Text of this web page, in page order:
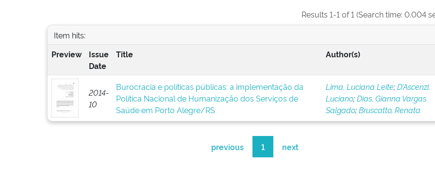
Results 1-1 of 1 (Search time: 0.004
Item hits:
Preview
Issue
Date
Title Author(s)
2014-
10
Burocracia e políticas públicas: a implementação da
Política Nacional de Humanização dos Serviços de
Saúde em Porto Alegre/RS
Lima, Luciana Leite;D’Ascenzi,
Luciano;Dias, Gianna Vargas
Salgado;Bruscatto, Renata
previous 1 next